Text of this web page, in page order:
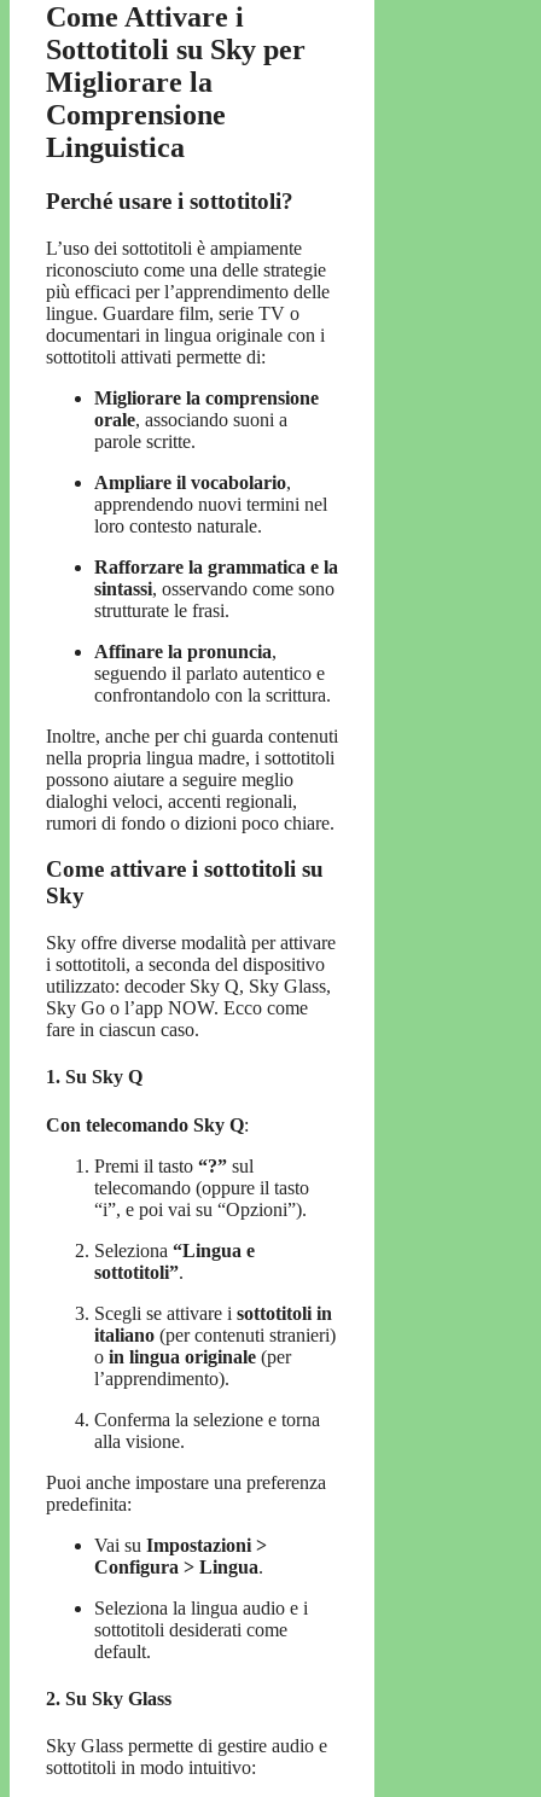
Come Attivare i
Sottotitoli su Sky per
Migliorare la
Comprensione
Linguistica
Perché usare i sottotitoli?
L’uso dei sottotitoli è ampiamente
riconosciuto come una delle strategie
più efficaci per l’apprendimento delle
lingue. Guardare film, serie TV o
documentari in lingua originale con i
sottotitoli attivati permette di:
Migliorare la comprensione
orale, associando suoni a
parole scritte.
Ampliare il vocabolario,
apprendendo nuovi termini nel
loro contesto naturale.
Rafforzare la grammatica e la
sintassi, osservando come sono
strutturate le frasi.
Affinare la pronuncia,
seguendo il parlato autentico e
confrontandolo con la scrittura.
Inoltre, anche per chi guarda contenuti
nella propria lingua madre, i sottotitoli
possono aiutare a seguire meglio
dialoghi veloci, accenti regionali,
rumori di fondo o dizioni poco chiare.
Come attivare i sottotitoli su
Sky
Sky offre diverse modalità per attivare
i sottotitoli, a seconda del dispositivo
utilizzato: decoder Sky Q, Sky Glass,
Sky Go o l’app NOW. Ecco come
fare in ciascun caso.
1. Su Sky Q
Con telecomando Sky Q:
Premi il tasto “?” sul
telecomando (oppure il tasto
“i”, e poi vai su “Opzioni”).
Seleziona “Lingua e
sottotitoli”.
Scegli se attivare i sottotitoli in
italiano (per contenuti stranieri)
o in lingua originale (per
l’apprendimento).
Conferma la selezione e torna
alla visione.
Puoi anche impostare una preferenza
predefinita:
Vai su Impostazioni >
Configura > Lingua.
Seleziona la lingua audio e i
sottotitoli desiderati come
default.
2. Su Sky Glass
Sky Glass permette di gestire audio e
sottotitoli in modo intuitivo: